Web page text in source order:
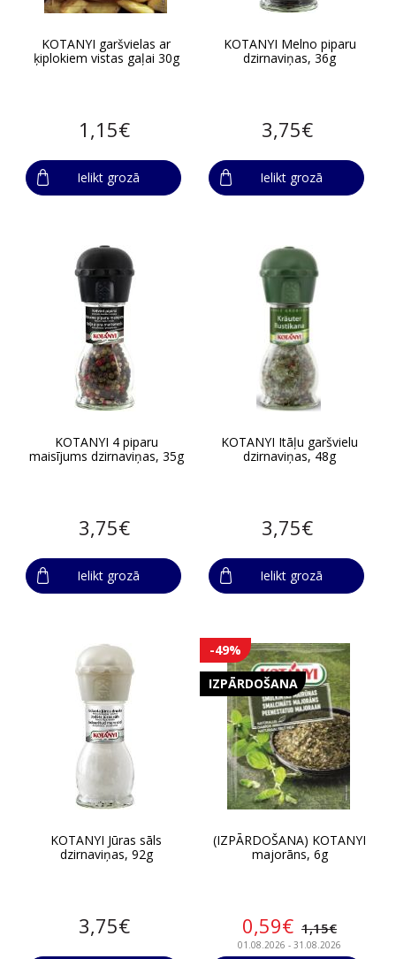
KOTANYI garšvielas ar
ķiplokiem vistas gaļai 30g
1,15€
Ielikt grozā
KOTANYI Melno piparu
dzirnaviņas, 36g
3,75€
Ielikt grozā
KOTANYI 4 piparu
maisījums dzirnaviņas, 35g
3,75€
Ielikt grozā
KOTANYI Itāļu garšvielu
dzirnaviņas, 48g
3,75€
Ielikt grozā
KOTANYI Jūras sāls
dzirnaviņas, 92g
3,75€
IZPĀRDOŠANA
-49%
(IZPĀRDOŠANA) KOTANYI
majorāns, 6g
0,59€ 1,15€
01.08.2026 - 31.08.2026